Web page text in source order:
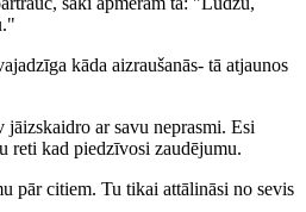
kāda aizraušanās- tā atjaunos
jāizskaidro ar savu neprasmi. Esi
reti kad piedzīvosi zaudējumu.
pār citiem. Tu tikai attālināsi no sevis